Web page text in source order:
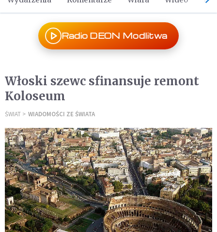
Radio DEON Modlitwa
Włoski szewc sfinansuje remont
Koloseum
ŚWIAT WIADOMOŚCI ZE ŚWIATA